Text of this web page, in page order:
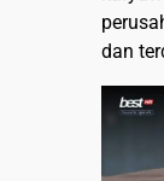
dan